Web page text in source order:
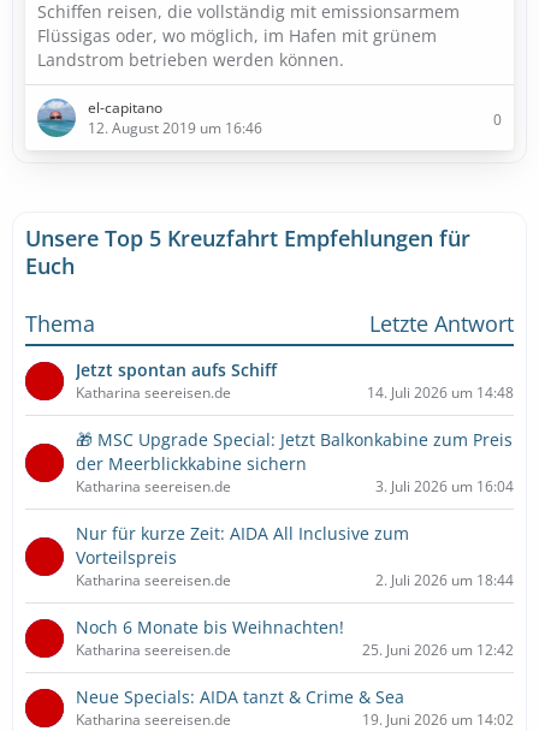
Schiffen reisen, die vollständig mit emissionsarmem
Flüssigas oder, wo möglich, im Hafen mit grünem
Landstrom betrieben werden können.
el-capitano
12. August 2019 um 16:46
0
Unsere Top 5 Kreuzfahrt Empfehlungen für
Euch
Thema
Letzte Antwort
Jetzt spontan aufs Schiff
Katharina seereisen.de 14. Juli 2026 um 14:48
🎁 MSC Upgrade Special: Jetzt Balkonkabine zum Preis
der Meerblickkabine sichern
Katharina seereisen.de 3. Juli 2026 um 16:04
Nur für kurze Zeit: AIDA All Inclusive zum
Vorteilspreis
Katharina seereisen.de 2. Juli 2026 um 18:44
Noch 6 Monate bis Weihnachten!
Katharina seereisen.de 25. Juni 2026 um 12:42
Neue Specials: AIDA tanzt & Crime & Sea
Katharina seereisen.de 19. Juni 2026 um 14:02